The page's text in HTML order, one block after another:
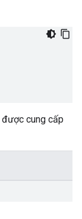
được cung cấp